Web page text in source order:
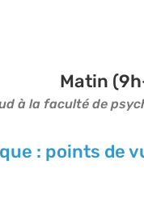
Matin
à la faculté de
: points de